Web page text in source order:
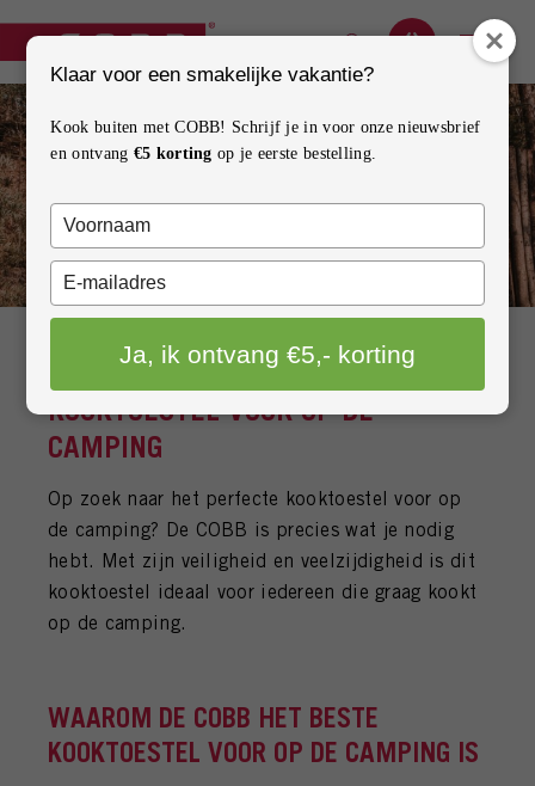
ONDERDELEN
INSPIRATIE
CONTACT
FAQ
INLOGGEN
DE COBB: HET ULTIEME
KOOKTOESTEL VOOR OP DE
CAMPING
Op zoek naar het perfecte kooktoestel voor op
de camping? De COBB is precies wat je nodig
hebt. Met zijn veiligheid en veelzijdigheid is dit
kooktoestel ideaal voor iedereen die graag kookt
op de camping.
WAAROM DE COBB HET BESTE
KOOKTOESTEL VOOR OP DE CAMPING IS
Klaar voor een smakelijke vakantie?
Kook buiten met COBB! Schrijf je in voor onze nieuwsbrief
en ontvang €5 korting op je eerste bestelling.
Typ
je
naam
Typ
je
e-
Ja, ik ontvang €5,- korting